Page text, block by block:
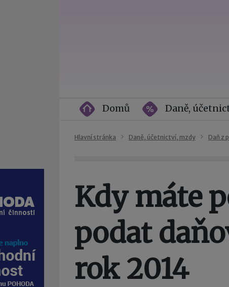
Domů Daně,
Hlavní stránka Daně, účetnictví, mzdy Daň z
Kdy máte
podat
rok 2014